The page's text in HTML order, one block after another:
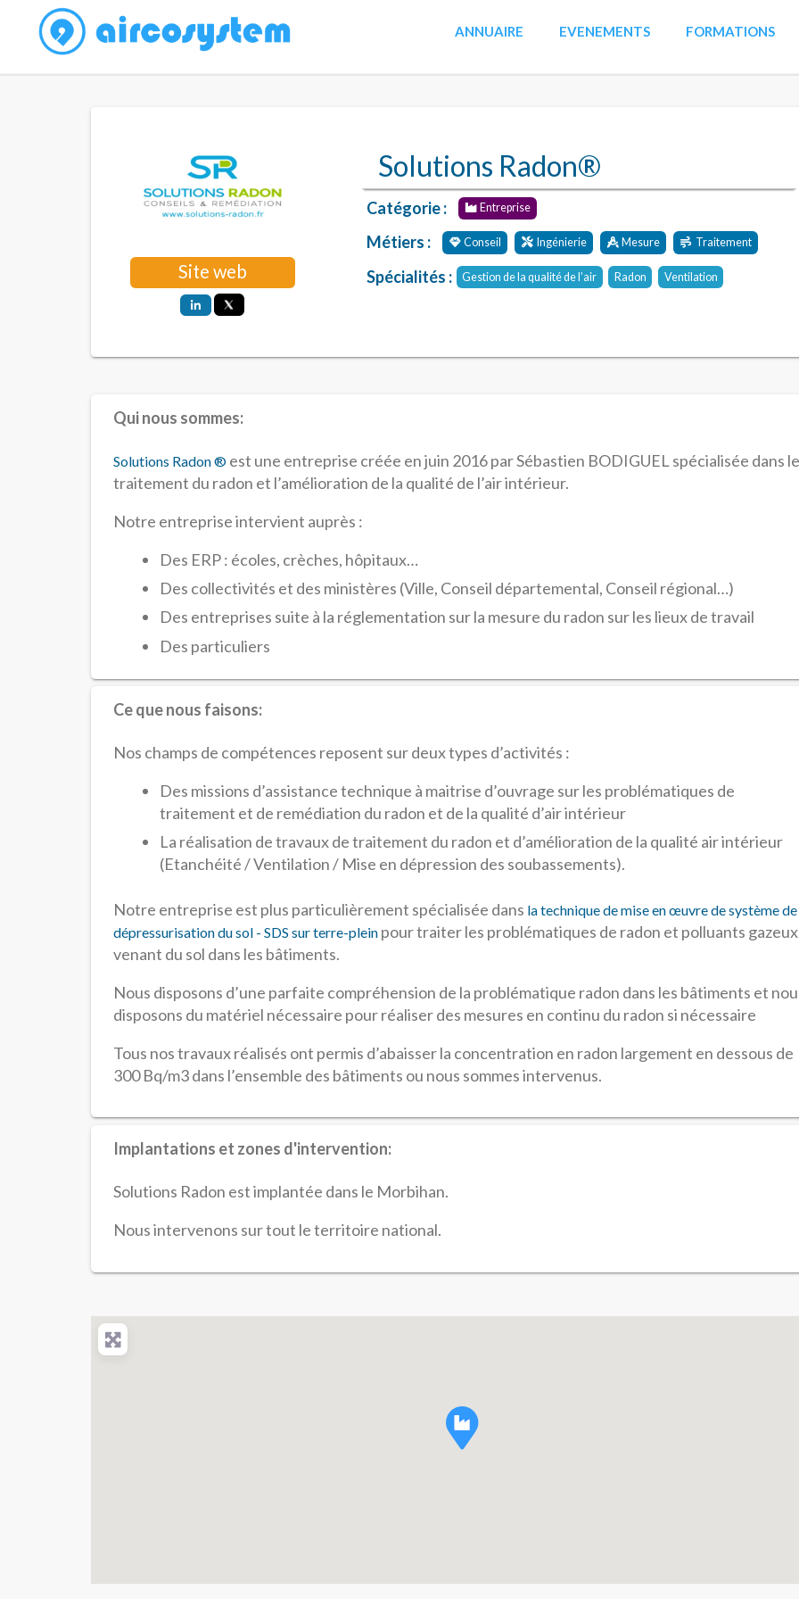
ANNUAIRE EVENEMENTS FORMATIONS
Site web
Solutions Radon®
Catégorie : Entreprise
Métiers : Conseil Ingénierie Mesure Traitement
Spécialités : Gestion de la qualité de l’air Radon Ventilation
Qui nous sommes:
Solutions Radon ®est une entreprise créée en juin 2016 par Sébastien BODIGUEL spécialisée dans le
traitement du radon et l’amélioration de la qualité de l’air intérieur.
Notre entreprise intervient auprès :
Des ERP : écoles, crèches, hôpitaux…
Des collectivités et des ministères (Ville, Conseil départemental, Conseil régional…)
Des entreprises suite à la réglementation sur la mesure du radon sur les lieux de travail
Des particuliers
Ce que nous faisons:
Nos champs de compétences reposent sur deux types d’activités :
Des missions d’assistance technique à maitrise d’ouvrage sur les problématiques de
traitement et de remédiation du radon et de la qualité d’air intérieur
La réalisation de travaux de traitement du radon et d’amélioration de la qualité air intérieur
(Etanchéité / Ventilation / Mise en dépression des soubassements).
Notre entreprise est plus particulièrement spécialisée dans la technique de mise en œuvre de système de
dépressurisation du sol - SDS sur terre-pleinpour traiter les problématiques de radon et polluants gazeux
venant du sol dans les bâtiments.
Nous disposons d’une parfaite compréhension de la problématique radon dans les bâtiments et
disposons du matériel nécessaire pour réaliser des mesures en continu du radon si nécessaire
Tous nos travaux réalisés ont permis d’abaisser la concentration en radon largement en dessous de
300 Bq/m3 dans l’ensemble des bâtiments ou nous sommes intervenus.
Implantations et zones d'intervention:
Solutions Radon est implantée dans le Morbihan.
Nous intervenons sur tout le territoire national.